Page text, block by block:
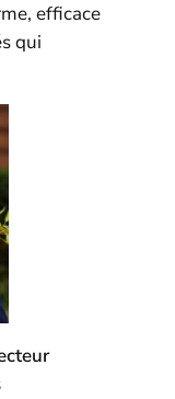
efficace
qui